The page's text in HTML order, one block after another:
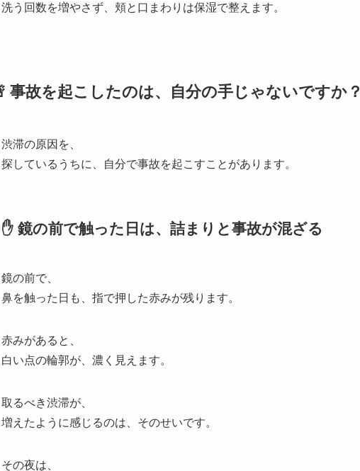
洗う回数を増やさず、頬と口まわりは保湿で整えます。
事故を起こしたのは、自分の手じゃないですか？
渋滞の原因を、
探しているうちに、自分で事故を起こすことがあります。
✋ 鏡の前で触った日は、詰まりと事故が混ざる
鏡の前で、
鼻を触った日も、指で押した赤みが残ります。
赤みがあると、
白い点の輪郭が、濃く見えます。
取るべき渋滞が、
増えたように感じるのは、そのせいです。
その夜は、